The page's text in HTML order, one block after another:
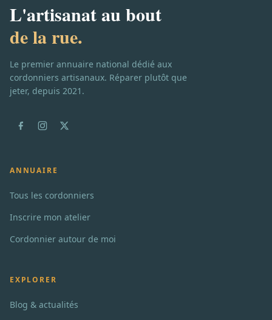
L'artisanat au bout
de la rue.
Le premier annuaire national dédié aux
cordonniers artisanaux. Réparer plutôt que
jeter, depuis 2021.
ANNUAIRE
Tous les cordonniers
Inscrire mon atelier
Cordonnier autour de moi
EXPLORER
Blog & actualités